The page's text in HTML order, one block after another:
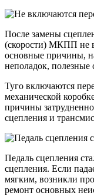
После замены
(скорости) МКПП не
основные причины,
неполадок, полезные
Туго включаются
механической
причины
сцепления и
Педаль сцепления
сцепления. Если
мягким, возникли
ремонт основных